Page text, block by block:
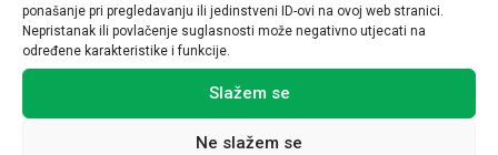
ponašanje pri pregledavanju ili jedinstveni ID-ovi na ovoj web stranici.
Nepristanak ili povlačenje suglasnosti može negativno utjecati na
određene karakteristike i funkcije.
Slažem se
Ne slažem se
Povezani proizvodi